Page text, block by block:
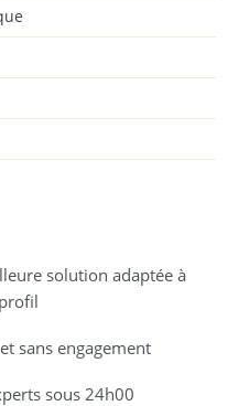
solution adaptée à
sans engagement
sous 24h00